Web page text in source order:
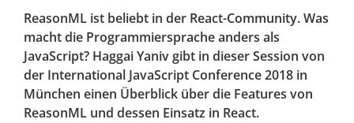
ReasonML ist beliebt in der React-Community. Was
macht die Programmiersprache anders als
JavaScript? Haggai Yaniv gibt in dieser Session von
der International JavaScript Conference 2018 in
München einen Überblick über die Features von
ReasonML und dessen Einsatz in React.